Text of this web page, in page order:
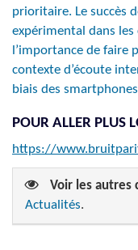
prioritaire. Le succès
expérimental dans
l’importance de faire
contexte d’écoute
biais des
POUR ALLER PLUS
https://
Voir les autres
Actualités.